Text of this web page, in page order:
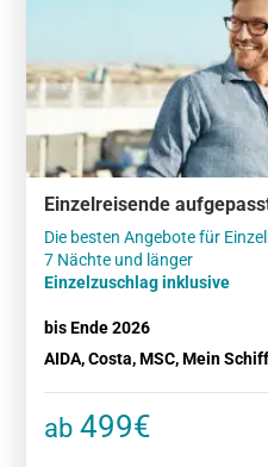
Einzelreisende
Die besten Angebote für
Einzelzuschlag inklusive
bis Ende 2026
AIDA, Costa, MSC, Mein Schiff
ab 499€